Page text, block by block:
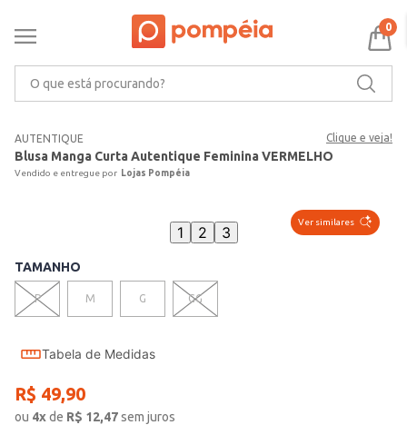
0
AUTENTIQUE Clique e veja!
Blusa Manga Curta Autentique Feminina VERMELHO
Lojas Pompéia
Ver similares
1 2 3
TAMANHO
P M G GG
Tabela de Medidas
R$ 49,90
ou 4xde R$ 12,47sem juros